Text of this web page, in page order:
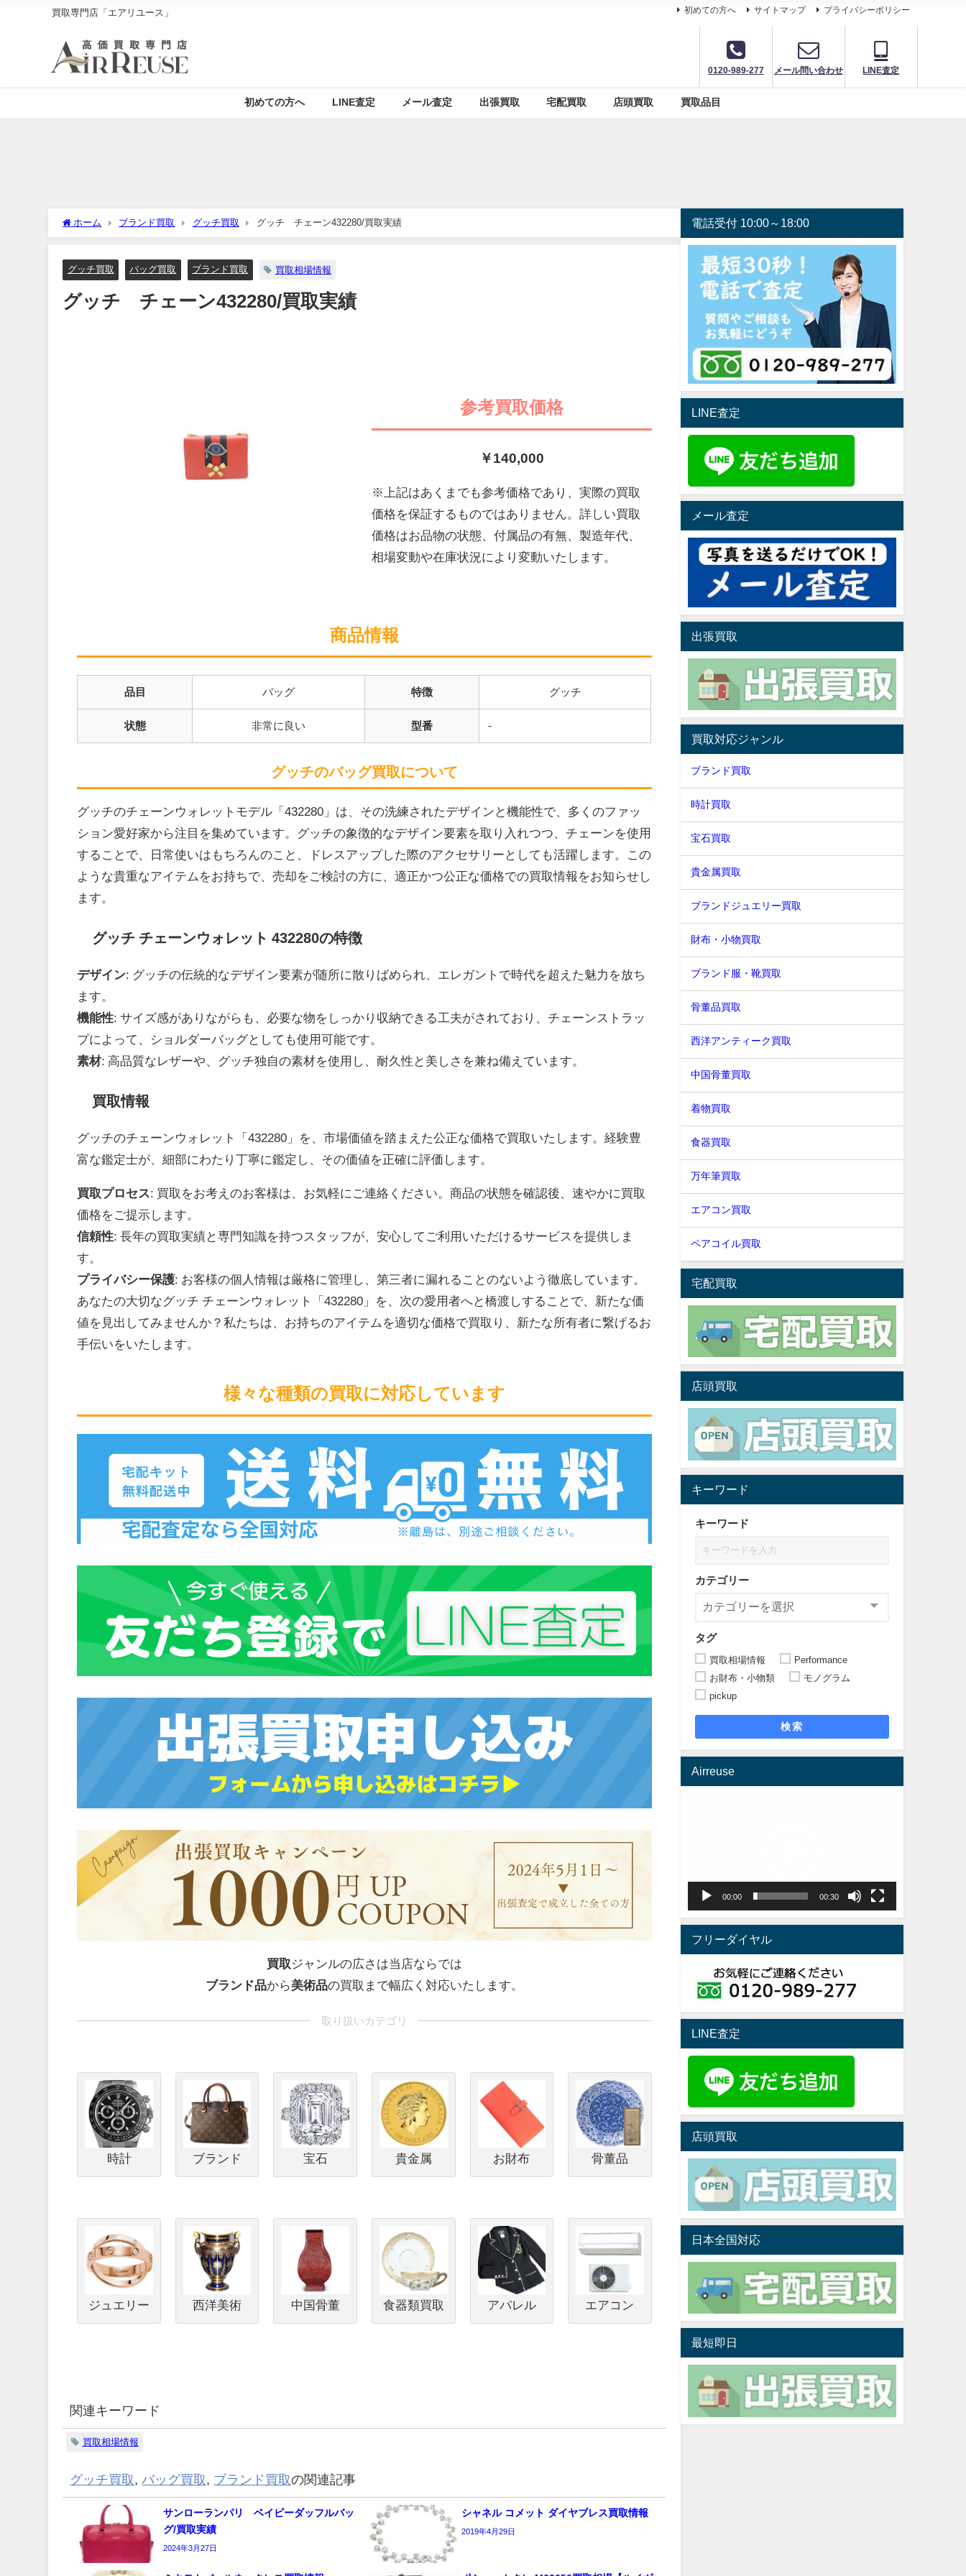
買取専門店「エアリユース」 初めての方へ サイトマップ プライバシーポリシー
0120-989-277 メール問い合わせ LINE査定
初めての方へ LINE査定 メール査定 出張買取 宅配買取 店頭買取 買取品目
ホーム ブランド買取 グッチ買取 グッチ チェーン432280/買取実績
グッチ買取 バッグ買取 ブランド買取 買取相場情報
グッチ チェーン432280/買取実績
参考買取価格
￥140,000
※上記はあくまでも参考価格であり、実際の買取
価格を保証するものではありません。詳しい買取
価格はお品物の状態、付属品の有無、製造年代、
相場変動や在庫状況により変動いたします。
商品情報
品目 バッグ 特徴 グッチ
状態 非常に良い 型番 -
グッチのバッグ買取について
グッチのチェーンウォレットモデル「432280」は、その洗練されたデザインと機能性で、多くのファッ
ション愛好家から注目を集めています。グッチの象徴的なデザイン要素を取り入れつつ、チェーンを使用
することで、日常使いはもちろんのこと、ドレスアップした際のアクセサリーとしても活躍します。この
ような貴重なアイテムをお持ちで、売却をご検討の方に、適正かつ公正な価格での買取情報をお知らせし
ます。
グッチ チェーンウォレット 432280の特徴
デザイン: グッチの伝統的なデザイン要素が随所に散りばめられ、エレガントで時代を超えた魅力を放ち
ます。
機能性: サイズ感がありながらも、必要な物をしっかり収納できる工夫がされており、チェーンストラッ
プによって、ショルダーバッグとしても使用可能です。
素材: 高品質なレザーや、グッチ独自の素材を使用し、耐久性と美しさを兼ね備えています。
買取情報
グッチのチェーンウォレット「432280」を、市場価値を踏まえた公正な価格で買取いたします。経験豊
富な鑑定士が、細部にわたり丁寧に鑑定し、その価値を正確に評価します。
買取プロセス: 買取をお考えのお客様は、お気軽にご連絡ください。商品の状態を確認後、速やかに買取
価格をご提示します。
信頼性: 長年の買取実績と専門知識を持つスタッフが、安心してご利用いただけるサービスを提供しま
す。
プライバシー保護: お客様の個人情報は厳格に管理し、第三者に漏れることのないよう徹底しています。
あなたの大切なグッチ チェーンウォレット「432280」を、次の愛用者へと橋渡しすることで、新たな価
値を見出してみませんか？私たちは、お持ちのアイテムを適切な価格で買取り、新たな所有者に繋げるお
手伝いをいたします。
様々な種類の買取に対応しています
買取ジャンルの広さは当店ならでは
ブランド品から美術品の買取まで幅広く対応いたします。
時計 ブランド 宝石 貴金属 お財布 骨董品
ジュエリー 西洋美術 中国骨董 食器類買取 アパレル エアコン
関連キーワード
買取相場情報
グッチ買取,バッグ買取, ブランド買取の関連記事
サンローランパリ ベイビーダッフルバッ
グ/買取実績
2024年3月27日
シャネル コメット ダイヤブレス買取情報
2019年4月29日
電話受付 10:00～18:00
LINE査定
メール査定
出張買取
買取対応ジャンル
ブランド買取
時計買取
宝石買取
貴金属買取
ブランドジュエリー買取
財布・小物買取
ブランド服・靴買取
骨董品買取
西洋アンティーク買取
中国骨董買取
着物買取
食器買取
万年筆買取
エアコン買取
ペアコイル買取
宅配買取
店頭買取
キーワード
キーワード
カテゴリー
タグ
買取相場情報
Performance
お財布・小物類
モノグラム
pickup
検索
Airreuse
ー
00:00 00:30
フリーダイヤル
LINE査定
店頭買取
日本全国対応
最短即日